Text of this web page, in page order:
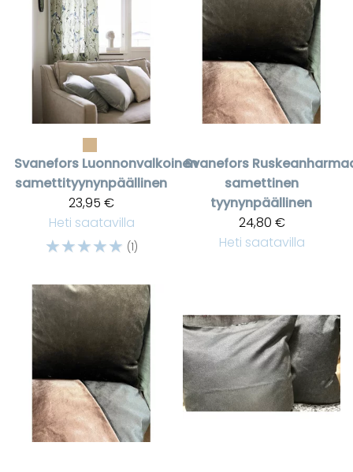
Svanefors Luonnonvalkoinen
samettityynynpäällinen
23,95 €
Heti saatavilla
☆☆☆☆☆ (1)
Svanefors
samettinen
tyynynpäällinen
24,80 €
Heti saatavilla